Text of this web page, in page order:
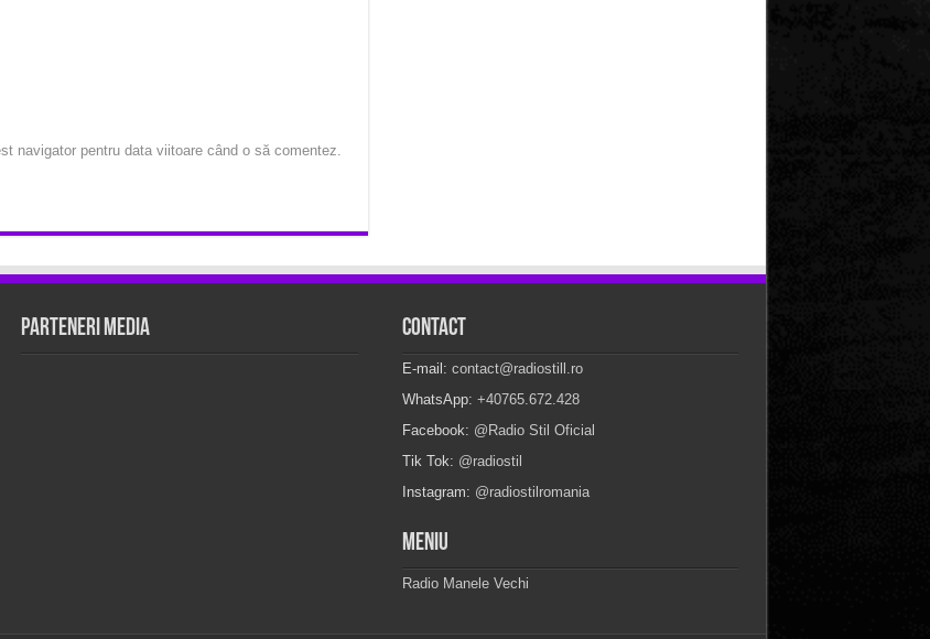
navigator pentru data viitoare când o să comentez.
Parteneri Media Contact
E-mail: contact@radiostill.ro
WhatsApp: +40765.672.428
Facebook: @Radio Stil Oficial
Tik Tok: @radiostil
Instagram: @radiostilromania
Meniu
Radio Manele Vechi